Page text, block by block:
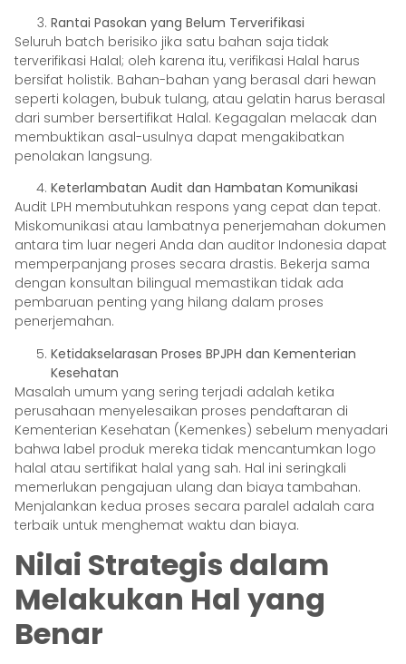
Rantai Pasokan yang Belum Terverifikasi
Seluruh batch berisiko jika satu bahan saja tidak
terverifikasi Halal; oleh karena itu, verifikasi Halal harus
bersifat holistik. Bahan-bahan yang berasal dari hewan
seperti kolagen, bubuk tulang, atau gelatin harus berasal
dari sumber bersertifikat Halal. Kegagalan melacak dan
membuktikan asal-usulnya dapat mengakibatkan
penolakan langsung.
Keterlambatan Audit dan Hambatan Komunikasi
Audit LPH membutuhkan respons yang cepat dan tepat.
Miskomunikasi atau lambatnya penerjemahan dokumen
antara tim luar negeri Anda dan auditor Indonesia dapat
memperpanjang proses secara drastis. Bekerja sama
dengan konsultan bilingual memastikan tidak ada
pembaruan penting yang hilang dalam proses
penerjemahan.
Ketidakselarasan Proses BPJPH dan Kementerian
Kesehatan
Masalah umum yang sering terjadi adalah ketika
perusahaan menyelesaikan proses pendaftaran di
Kementerian Kesehatan (Kemenkes) sebelum menyadari
bahwa label produk mereka tidak mencantumkan logo
halal atau sertifikat halal yang sah. Hal ini seringkali
memerlukan pengajuan ulang dan biaya tambahan.
Menjalankan kedua proses secara paralel adalah cara
terbaik untuk menghemat waktu dan biaya.
Nilai Strategis dalam
Melakukan Hal yang
Benar